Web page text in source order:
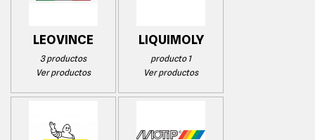
LEOVINCE
3 productos
Ver productos
LIQUIMOLY
producto 1
Ver productos